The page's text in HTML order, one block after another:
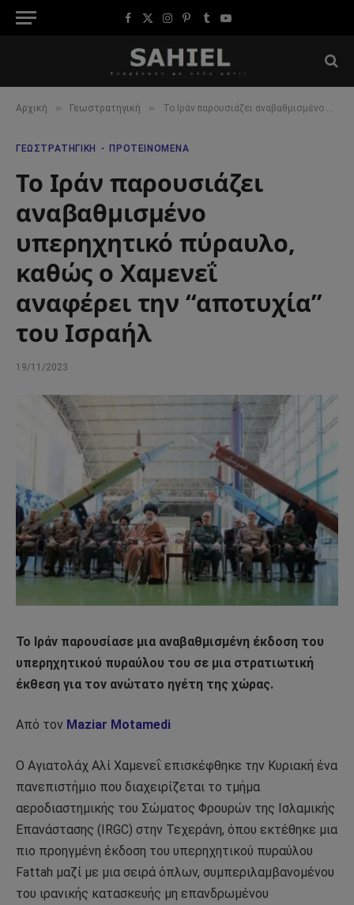
Facebook
X
Instagram
Pinterest
TumblrYouTube
Αρχική » Γεωστρατηγική » Το Ιράν παρουσιάζει αναβαθμισμένο υπερηχητικό πύραυλο, καθώς ο Χαμενεΐ αναφέρει την “αποτυχία” του Ισραήλ
ΓΕΩΣΤΡΑΤΗΓΙΚΉ ΠΡΟΤΕΙΝΌΜΕΝΑ
Το Ιράν παρουσιάζει
αναβαθμισμένο
υπερηχητικό πύραυλο,
καθώς ο Χαμενεΐ
αναφέρει την “αποτυχία”
του Ισραήλ
19/11/2023
Το Ιράν παρουσίασε μια αναβαθμισμένη έκδοση του
υπερηχητικού πυραύλου του σε μια στρατιωτική
έκθεση για τον ανώτατο ηγέτη της χώρας.
Από τον Maziar Motamedi
Ο Αγιατολάχ Αλί Χαμενεΐ επισκέφθηκε την Κυριακή ένα
πανεπιστήμιο που διαχειρίζεται το τμήμα
αεροδιαστημικής του Σώματος Φρουρών της Ισλαμικής
Επανάστασης (IRGC) στην Τεχεράνη, όπου εκτέθηκε μια
πιο προηγμένη έκδοση του υπερηχητικού πυραύλου
Fattah μαζί με μια σειρά όπλων, συμπεριλαμβανομένου
του ιρανικής κατασκευής μη επανδρωμένου